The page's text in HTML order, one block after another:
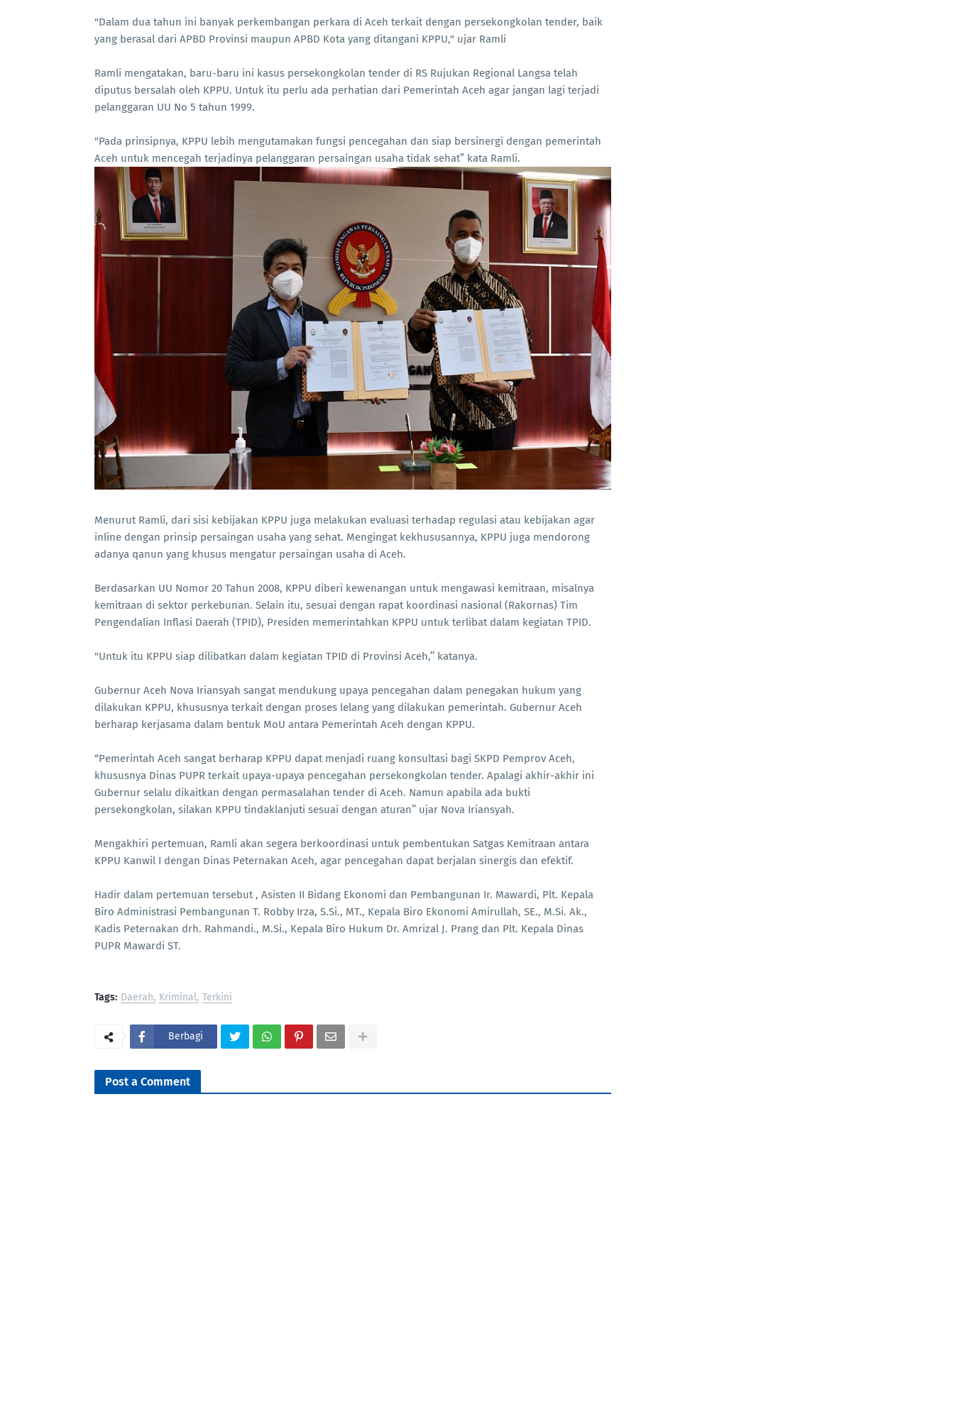
"Dalam dua tahun ini banyak perkembangan perkara di Aceh terkait dengan persekongkolan tender, baik
yang berasal dari APBD Provinsi maupun APBD Kota yang ditangani KPPU," ujar Ramli
Ramli mengatakan, baru-baru ini kasus persekongkolan tender di RS Rujukan Regional Langsa telah
diputus bersalah oleh KPPU. Untuk itu perlu ada perhatian dari Pemerintah Aceh agar jangan lagi terjadi
pelanggaran UU No 5 tahun 1999.
"Pada prinsipnya, KPPU lebih mengutamakan fungsi pencegahan dan siap bersinergi dengan pemerintah
Aceh untuk mencegah terjadinya pelanggaran persaingan usaha tidak sehat” kata Ramli.
Menurut Ramli, dari sisi kebijakan KPPU juga melakukan evaluasi terhadap regulasi atau kebijakan agar
inline dengan prinsip persaingan usaha yang sehat. Mengingat kekhususannya, KPPU juga mendorong
adanya qanun yang khusus mengatur persaingan usaha di Aceh.
Berdasarkan UU Nomor 20 Tahun 2008, KPPU diberi kewenangan untuk mengawasi kemitraan, misalnya
kemitraan di sektor perkebunan. Selain itu, sesuai dengan rapat koordinasi nasional (Rakornas) Tim
Pengendalian Inflasi Daerah (TPID), Presiden memerintahkan KPPU untuk terlibat dalam kegiatan TPID.
"Untuk itu KPPU siap dilibatkan dalam kegiatan TPID di Provinsi Aceh,’’ katanya.
Gubernur Aceh Nova Iriansyah sangat mendukung upaya pencegahan dalam penegakan hukum yang
dilakukan KPPU, khususnya terkait dengan proses lelang yang dilakukan pemerintah. Gubernur Aceh
berharap kerjasama dalam bentuk MoU antara Pemerintah Aceh dengan KPPU.
“Pemerintah Aceh sangat berharap KPPU dapat menjadi ruang konsultasi bagi SKPD Pemprov Aceh,
khususnya Dinas PUPR terkait upaya-upaya pencegahan persekongkolan tender. Apalagi akhir-akhir ini
Gubernur selalu dikaitkan dengan permasalahan tender di Aceh. Namun apabila ada bukti
persekongkolan, silakan KPPU tindaklanjuti sesuai dengan aturan’’ ujar Nova Iriansyah.
Mengakhiri pertemuan, Ramli akan segera berkoordinasi untuk pembentukan Satgas Kemitraan antara
KPPU Kanwil I dengan Dinas Peternakan Aceh, agar pencegahan dapat berjalan sinergis dan efektif.
Hadir dalam pertemuan tersebut , Asisten II Bidang Ekonomi dan Pembangunan Ir. Mawardi, Plt. Kepala
Biro Administrasi Pembangunan T. Robby Irza, S.Si., MT., Kepala Biro Ekonomi Amirullah, SE., M.Si. Ak.,
Kadis Peternakan drh. Rahmandi., M.Si., Kepala Biro Hukum Dr. Amrizal J. Prang dan Plt. Kepala Dinas
PUPR Mawardi ST.
Tags: Daerah Kriminal Terkini
Berbagi
Post a Comment